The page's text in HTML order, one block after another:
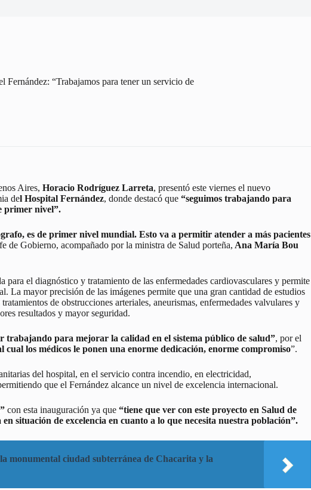
Fernández: “Trabajamos para tener un servicio de
Aires, Horacio Rodríguez Larreta, presentó este viernes el nuevo
del Hospital Fernández, donde destacó que “seguimos trabajando para
primer nivel”.
es de primer nivel mundial. Esto va a permitir atender a más pacientes
de Gobierno, acompañado por la ministra de Salud porteña, Ana María Bou
para el diagnóstico y tratamiento de las enfermedades cardiovasculares y permite
La mayor precisión de las imágenes permite que una gran cantidad de estudios
de obstrucciones arteriales, aneurismas, enfermedades valvulares y
resultados y mayor seguridad.
trabajando para mejorar la calidad en el sistema público de salud”, por el
cual los médicos le ponen una enorme dedicación, enorme compromiso”.
del hospital, en el servicio contra incendio, en electricidad,
que el Fernández alcance un nivel de excelencia internacional.
con esta inauguración ya que “tiene que ver con este proyecto en Salud de
situación de excelencia en cuanto a lo que necesita nuestra población”.
monumental ciudad subterránea de Chacarita y la